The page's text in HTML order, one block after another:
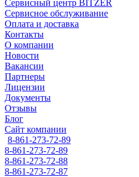
Сервисный центр BITZER
Сервисное обслуживание
Оплата и доставка
Контакты
О компании
Новости
Вакансии
Партнеры
Лицензии
Документы
Отзывы
Блог
Сайт компании
8-861-273-72-89
8-861-273-72-89
8-861-273-72-88
8-861-273-72-87